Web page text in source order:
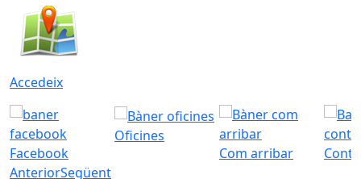
Accedeix
Facebook
Oficines
Com arribar
AnteriorSegüent